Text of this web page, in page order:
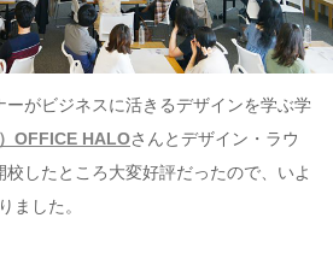
がビジネスに活きるデザインを学ぶ学
）OFFICE HALOさんとデザイン・ラウ
したところ大変好評だったので、いよ
ました。